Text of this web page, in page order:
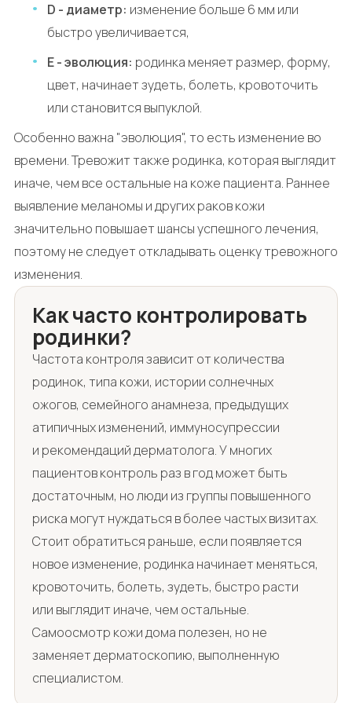
D - диаметр: изменение больше 6 мм или
быстро увеличивается,
E - эволюция: родинка меняет размер, форму,
цвет, начинает зудеть, болеть, кровоточить
или становится выпуклой.
Особенно важна "эволюция", то есть изменение во
времени. Тревожит также родинка, которая выглядит
иначе, чем все остальные на коже пациента. Раннее
выявление меланомы и других раков кожи
значительно повышает шансы успешного лечения,
поэтому не следует откладывать оценку тревожного
изменения.
Как часто контролировать
родинки?
Частота контроля зависит от количества
родинок, типа кожи, истории солнечных
ожогов, семейного анамнеза, предыдущих
атипичных изменений, иммуносупрессии
и рекомендаций дерматолога. У многих
пациентов контроль раз в год может быть
достаточным, но люди из группы повышенного
риска могут нуждаться в более частых визитах.
Стоит обратиться раньше, если появляется
новое изменение, родинка начинает меняться,
кровоточить, болеть, зудеть, быстро расти
или выглядит иначе, чем остальные.
Самоосмотр кожи дома полезен, но не
заменяет дерматоскопию, выполненную
специалистом.